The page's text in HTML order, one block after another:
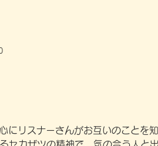
にリスナーさんがお互いのことを